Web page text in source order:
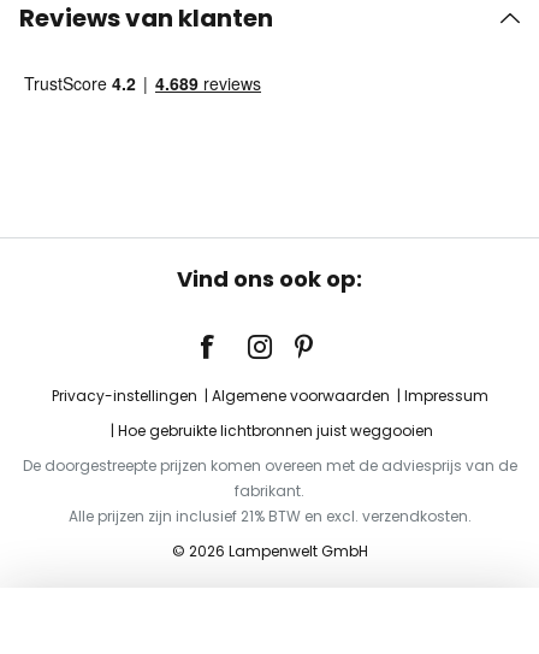
Reviews van klanten
Vind ons ook op:
Privacy-instellingen Algemene voorwaarden
Impressum
Hoe gebruikte lichtbronnen juist weggooien
De doorgestreepte prijzen komen overeen met de adviesprijs van de
fabrikant.
Alle prijzen zijn inclusief 21% BTW en excl. verzendkosten.
© 2026 Lampenwelt GmbH